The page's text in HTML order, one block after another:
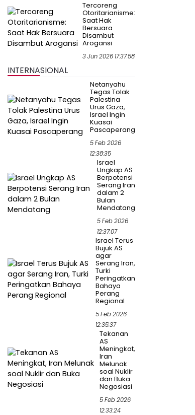
Tercoreng
Otoritarianisme:
Saat Hak
Bersuara
Disambut
Arogansi
3 Jun 2026 17:37:58
INTERNASIONAL
Netanyahu
Tegas Tolak
Palestina
Urus Gaza,
Israel Ingin
Kuasai
Pascaperang
5 Feb 2026
12:38:35
Israel
Ungkap AS
Berpotensi
Serang Iran
dalam 2
Bulan
Mendatang
5 Feb 2026
12:37:07
Israel Terus
Bujuk AS
agar
Serang Iran,
Turki
Peringatkan
Bahaya
Perang
Regional
5 Feb 2026
12:35:37
Tekanan
AS
Meningkat,
Iran
Melunak
soal Nuklir
dan Buka
Negosiasi
5 Feb 2026
12:33:24